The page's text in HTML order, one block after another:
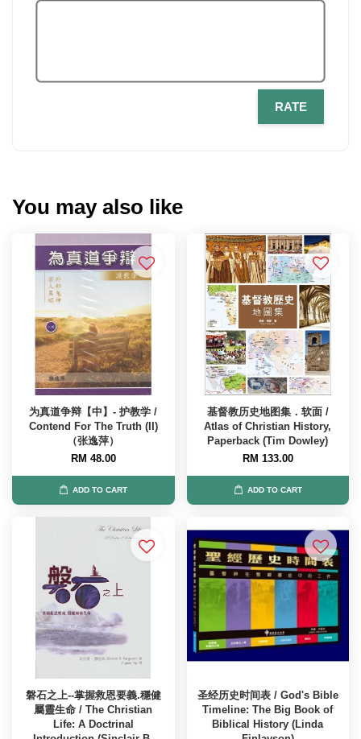
RATE
You may also like
为真道争辩【中】- 护教学 /
Contend For The Truth (II)
（张逸萍）
RM 48.00
ADD TO CART
基督教历史地图集．软面 /
Atlas of Christian History,
Paperback (Tim Dowley)
RM 133.00
ADD TO CART
磐石之上--掌握救恩要義.穩健
屬靈生命 / The Christian
Life: A Doctrinal
圣经历史时间表 / God's Bible
Timeline: The Big Book of
Biblical History (Linda